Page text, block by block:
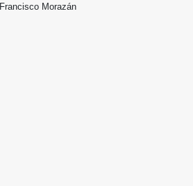
Francisco Morazán